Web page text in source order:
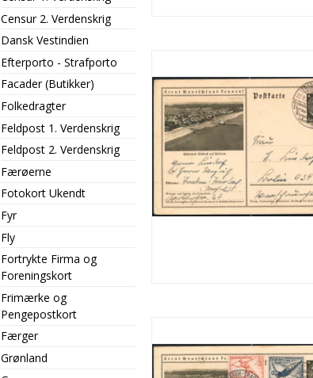
Censur 2. Verdenskrig
Dansk Vestindien
Efterporto - Strafporto
Facader (Butikker)
Folkedragter
Feldpost 1. Verdenskrig
Feldpost 2. Verdenskrig
Færøerne
Fotokort Ukendt
Fyr
Fly
Fortrykte Firma og
Foreningskort
Frimærke og
Pengepostkort
Færger
Grønland